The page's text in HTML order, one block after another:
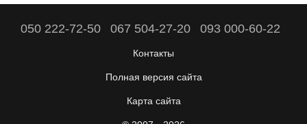
050 222-72-50 067 504-27-20 093 000-60-22
Контакты
Полная версия сайта
Карта сайта